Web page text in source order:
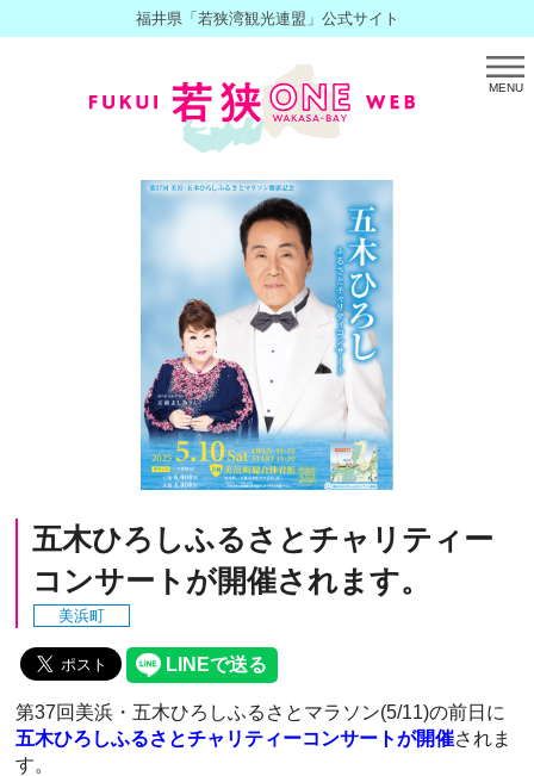
福井県「若狭湾観光連盟」公式サイト
MENU
五木ひろしふるさとチャリティー
コンサートが開催されます。
美浜町
第37回美浜・五木ひろしふるさとマラソン(5/11)の前日に
五木ひろしふるさとチャリティーコンサートが開催されま
す。